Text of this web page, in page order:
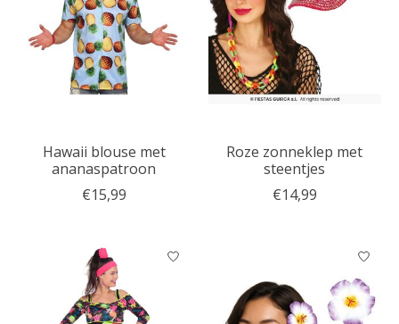
Hawaii blouse met
ananaspatroon
€15,99
Roze zonneklep met
steentjes
€14,99